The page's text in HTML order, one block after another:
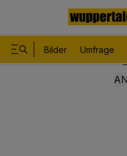
Bilder Umfrage